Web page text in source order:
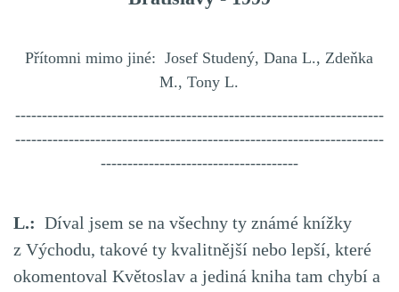
Přítomni mimo jiné: Josef Studený, Dana L., Zdeňka
M., Tony L.
---------------------------------------------------------------------
---------------------------------------------------------------------
-------------------------------------
L.: Díval jsem se na všechny ty známé knížky
z Východu, takové ty kvalitnější nebo lepší, které
okomentoval Květoslav a jediná kniha tam chybí a